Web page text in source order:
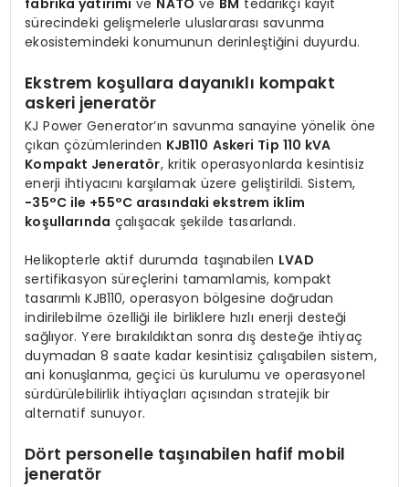
fabrika yatırımı ve NATO ve BM tedarikçi kayıt
sürecindeki gelişmelerle uluslararası savunma
ekosistemindeki konumunun derinleştiğini duyurdu.
Ekstrem koşullara dayanıklı kompakt
askeri jeneratör
KJ Power Generator’ın savunma sanayine yönelik öne
çıkan çözümlerinden KJB110 Askeri Tip 110 kVA
Kompakt Jeneratör, kritik operasyonlarda kesintisiz
enerji ihtiyacını karşılamak üzere geliştirildi. Sistem,
−35°C ile +55°C arasındaki ekstrem iklim
koşullarında çalışacak şekilde tasarlandı.
Helikopterle aktif durumda taşınabilen LVAD
sertifikasyon süreçlerini tamamlamis, kompakt
tasarımlı KJB110, operasyon bölgesine doğrudan
indirilebilme özelliği ile birliklere hızlı enerji desteği
sağlıyor. Yere bırakıldıktan sonra dış desteğe ihtiyaç
duymadan 8 saate kadar kesintisiz çalışabilen sistem,
ani konuşlanma, geçici üs kurulumu ve operasyonel
sürdürülebilirlik ihtiyaçları açısından stratejik bir
alternatif sunuyor.
Dört personelle taşınabilen hafif mobil
jeneratör